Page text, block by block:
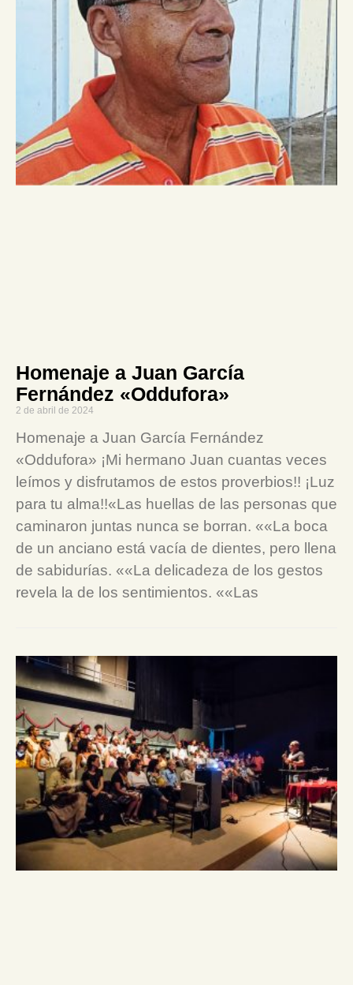
Homenaje a Juan García
Fernández «Oddufora»
2 de abril de 2024
Homenaje a Juan García Fernández
«Oddufora» ¡Mi hermano Juan cuantas veces
leímos y disfrutamos de estos proverbios!! ¡Luz
para tu alma!!«Las huellas de las personas que
caminaron juntas nunca se borran. ««La boca
de un anciano está vacía de dientes, pero llena
de sabidurías. ««La delicadeza de los gestos
revela la de los sentimientos. ««Las